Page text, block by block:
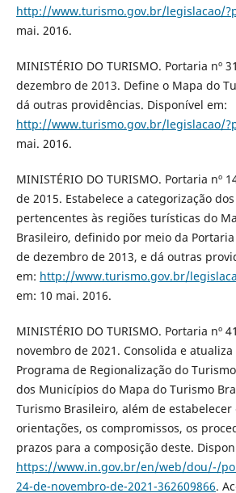
http://www.turismo.gov.br/legislacao/
mai. 2016.
MINISTÉRIO DO TURISMO. Portaria nº
dezembro de 2013. Define o Mapa do
dá outras providências. Disponível em:
http://www.turismo.gov.br/legislacao/
mai. 2016.
MINISTÉRIO DO TURISMO. Portaria nº
de 2015. Estabelece a categorização
pertencentes às regiões turísticas do
Brasileiro, definido por meio da Portaria
de dezembro de 2013, e dá outras
em: http://www.turismo.gov.br/
em: 10 mai. 2016.
MINISTÉRIO DO TURISMO. Portaria nº
novembro de 2021. Consolida e
Programa de Regionalização do
dos Municípios do Mapa do Turismo
Turismo Brasileiro, além de estabelecer
orientações, os compromissos, os
prazos para a composição deste.
https://www.in.gov.br/en/web/dou/-/
24-de-novembro-de-2021-362609866.